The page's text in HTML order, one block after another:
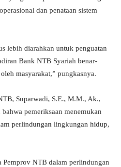
dan penataan sistem
lebih diarahkan untuk penguatan
Bank NTB Syariah benar-
masyarakat,” pungkasnya.
Suparwadi, S.E., M.M., Ak.,
pemeriksaan menemukan
perlindungan lingkungan hidup,
Pemprov NTB dalam perlindungan